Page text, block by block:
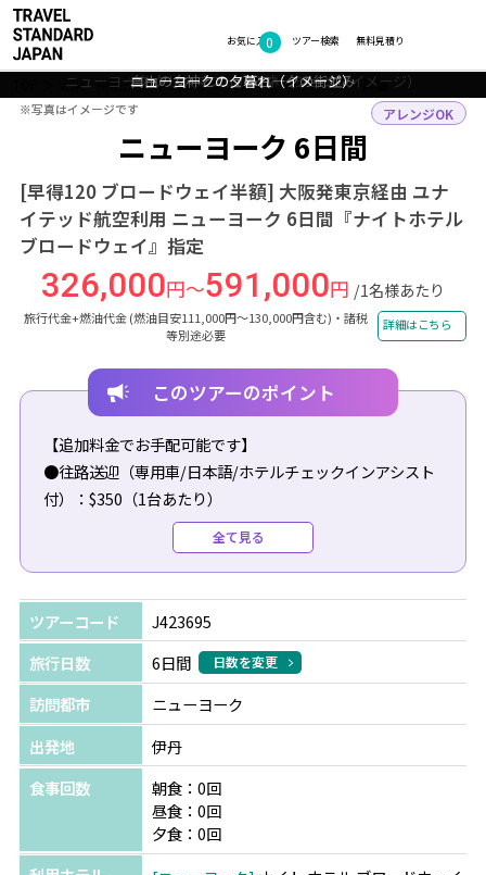
お気に入り
0 無料見積り
ツアー検索
北米・中南米 アメリカ ニューヨーク ツアー詳細
ニューヨーク 6日間
[早得120 ブロードウェイ半額] 大阪発東京経由 ユナ
イテッド航空利用 ニューヨーク 6日間『ナイトホテル
ブロードウェイ』指定
アレンジOK
326,000円～591,000円 /1名様あたり
旅行代金+燃油代金 (燃油目安111,000円～130,000円含む)・諸税
等別途必要
詳細はこちら
グランド・セントラル駅（イメージ）
ニューヨーク クリスマスイルミネーション（イメージ）
自由の女神とニューヨークの街並み
ニューヨークの夕暮れ（イメージ）
ブルックリン・ブリッジとマンハッタン・スカイラインのビュー – ニ
ューヨーク・ダウンタウンマンハッタン（イメージ）
フォトギャラリー
※写真はイメージです
※写真はイメージです
このツアーのポイント
【追加料金でお手配可能です】
●往路送迎（専用車/日本語/ホテルチェックインアシスト
付）：$350（1台あたり）
●復路送迎（専用車/日本語）：$295（1台あたり）
●ブロードウェイミュージカル：最大50%OFFで手配可
能！詳しくはお問い合わせください。
★おひとり様ご参加される場合は、おひとり様追加代金
（+50,000円～）が発生いたします。
全て見る
ツアーコード
J423695
旅行日数
6日間 日数を変更
訪問都市
ニューヨーク
出発地
伊丹
食事回数
朝食：0回
昼食：0回
夕食：0回